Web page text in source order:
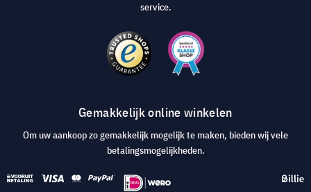
service.
Gemakkelijk online winkelen
Om uw aankoop zo gemakkelijk mogelijk te maken, bieden wij vele
betalingsmogelijkheden.